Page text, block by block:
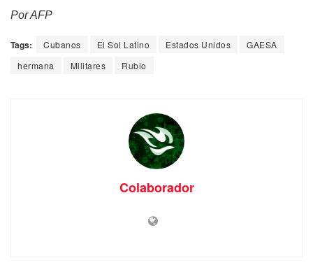
Por AFP
Tags: Cubanos El Sol Latino Estados Unidos
GAESA
hermana
Militares Rubio
Colaborador